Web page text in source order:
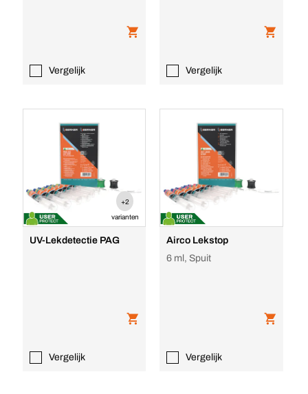
Vergelijk Vergelijk
+2
varianten
UV-Lekdetectie PAG
Vergelijk
Airco Lekstop
6 ml, Spuit
Vergelijk